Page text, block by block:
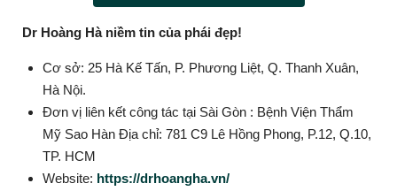
Dr Hoàng Hà niềm tin của phái đẹp!
Cơ sở: 25 Hà Kế Tấn, P. Phương Liệt, Q. Thanh Xuân,
Hà Nội.
Đơn vị liên kết công tác tại Sài Gòn : Bệnh Viện Thẩm
Mỹ Sao Hàn Địa chỉ: 781 C9 Lê Hồng Phong, P.12, Q.10,
TP. HCM
Website: https://drhoangha.vn/